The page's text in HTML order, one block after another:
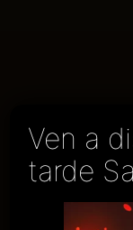
Ven a
tarde